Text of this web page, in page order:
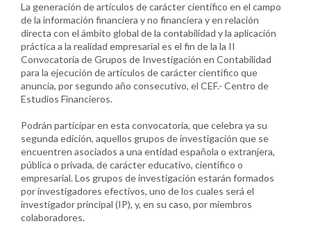
La generación de artículos de carácter científico en el campo
de la información financiera y no financiera y en relación
directa con el ámbito global de la contabilidad y la aplicación
práctica a la realidad empresarial es el fin de la la II
Convocatoria de Grupos de Investigación en Contabilidad
para la ejecución de artículos de carácter científico que
anuncia, por segundo año consecutivo, el CEF.- Centro de
Estudios Financieros.
Podrán participar en esta convocatoria, que celebra ya su
segunda edición, aquellos grupos de investigación que se
encuentren asociados a una entidad española o extranjera,
pública o privada, de carácter educativo, científico o
empresarial. Los grupos de investigación estarán formados
por investigadores efectivos, uno de los cuales será el
investigador principal (IP), y, en su caso, por miembros
colaboradores.